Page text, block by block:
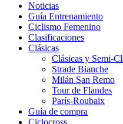
Noticias
Guía Entrenamiento
Ciclismo Femenino
Clasificaciones
Clásicas
Clásicas y Semi-
Strade Bianche
Milán San Remo
Tour de Flandes
París-Roubaix
Guía de compra